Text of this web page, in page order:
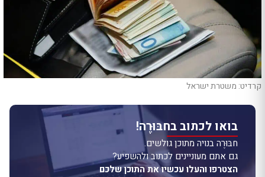
קרדיט: משטרת ישראל
בואו לכתוב בחבּוּרֶה!
חבּוּרֶה בנויה מתוכן גולשים.
גם אתם מעוניינים לכתוב ולהשפיע?
הצטרפו והעלו עכשיו את התוכן שלכם